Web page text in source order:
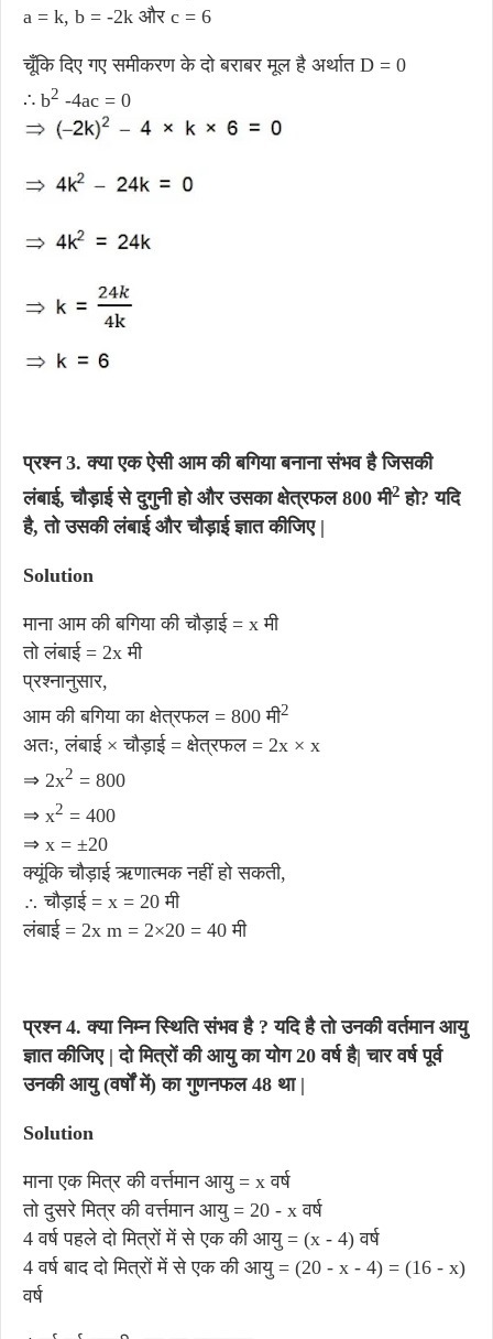
a = k, b = -2k और c = 6
चूँकि दिए गए समीकरण के दो बराबर मूल है अर्थात D = 0
∴ b2 -4ac = 0
प्रश्न 3.क्या एक ऐसी आम की बगिया बनाना संभव है जिसकी
लंबाई, चौड़ाई से दुगुनी हो और उसका क्षेत्रफल 800 मी2हो? यदि
है, तो उसकी लंबाई और चौड़ाई ज्ञात कीजिए |
Solution
माना आम की बगिया की चौड़ाई = x मी
तो लंबाई = 2x मी
प्रश्नानुसार,
आम की बगिया का क्षेत्रफल = 800 मी2
अतः, लंबाई × चौड़ाई = क्षेत्रफल = 2x × x
⇒ 2x2 = 800
⇒ x2 = 400
⇒ x = ±20
क्यूंकि चौड़ाई ऋणात्मक नहीं हो सकती,
∴ चौड़ाई = x = 20 मी
लंबाई = 2x m = 2×20 = 40 मी
प्रश्न 4. क्या निम्न स्थिति संभव है ? यदि है तो उनकी वर्तमान आयु
ज्ञात कीजिए | दो मित्रों की आयु का योग 20 वर्ष है| चार वर्ष पूर्व
उनकी आयु (वर्षों में) का गुणनफल 48 था |
Solution
माना एक मित्र की वर्त्तमान आयु = x वर्ष
तो दुसरे मित्र की वर्त्तमान आयु = 20 - x वर्ष
4 वर्ष पहले दो मित्रों में से एक की आयु = (x - 4) वर्ष
4 वर्ष बाद दो मित्रों में से एक की आयु = (20 - x - 4) = (16 - x)
वर्ष